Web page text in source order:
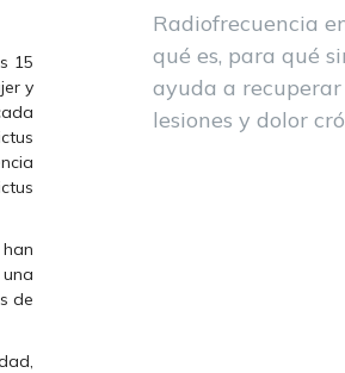
15
y
de
Radiofrecuencia
qué es, para qué
ayuda a
lesiones y dolor